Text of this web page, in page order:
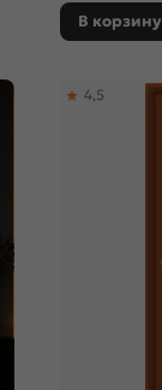
В корзину
4,5